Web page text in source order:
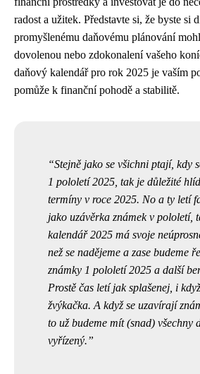
radost a užitek. Představte si, že byste si
promyšlenému daňovému plánování
dovolenou nebo zdokonalení vašeho
daňový kalendář pro rok 2025 je vaším
pomůže k finanční pohodě a stabilitě.
Stejně jako se všichni ptají, kdy
1 pololetí 2025, tak je důležité
termíny v roce 2025. No a ty letí
jako uzávěrka známek v pololetí,
kalendář 2025 má svoje
než se nadějeme a zase budeme
známky 1 pololetí 2025 a další
Prostě čas letí jak splašenej, i
žvýkačka. A když se uzavírají
to už budeme mít (snad) všechny
vyřízený.